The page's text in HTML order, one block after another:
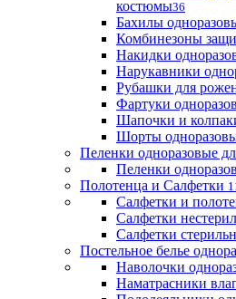
костюмы36
Бахилы
Комбинезоны
Накидки
Нарукавники
Рубашки для
Фартуки
Шапочки и
Шорты
Пеленки одноразовые
Пеленки
Полотенца и Салфетки
Салфетки и
Салфетки
Салфетки
Постельное белье
Наволочки
Наматрасники